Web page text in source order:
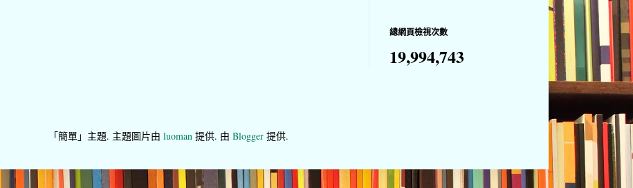
總網頁檢視次數
19,994,743
「簡單」主題. 主題圖片由 luoman提供. 由 Blogger提供.